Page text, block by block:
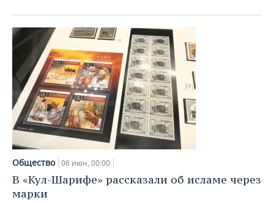
Общество 06 июн, 00:00
В «Кул-Шарифе» рассказали об исламе через
марки